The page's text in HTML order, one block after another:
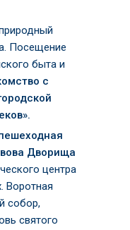
Посещение
быта и
с
Дворища
центра
Воротная
собор,
святого